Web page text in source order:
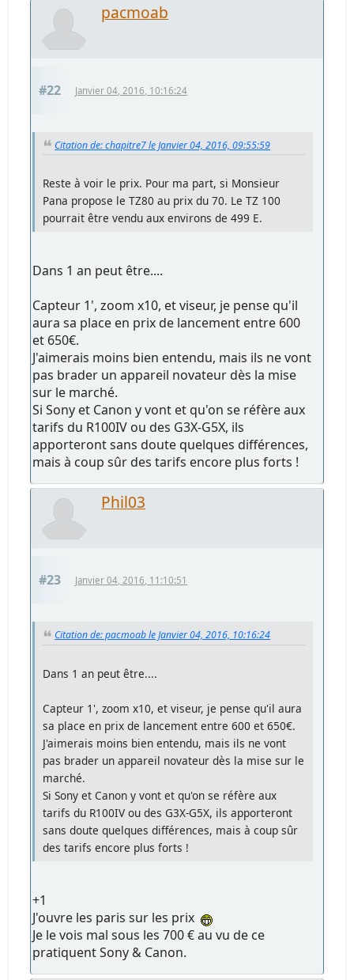
pacmoab
#22 Janvier 04, 2016, 10:16:24
Citation de: chapitre7 le Janvier 04, 2016, 09:55:59
Reste à voir le prix. Pour ma part, si Monsieur
Pana propose le TZ80 au prix du 70. Le TZ 100
pourrait être vendu aux environs de 499 E.
Dans 1 an peut être....
Capteur 1', zoom x10, et viseur, je pense qu'il
aura sa place en prix de lancement entre 600
et 650€.
J'aimerais moins bien entendu, mais ils ne vont
pas brader un appareil novateur dès la mise
sur le marché.
Si Sony et Canon y vont et qu'on se réfère aux
tarifs du R100IV ou des G3X-G5X, ils
apporteront sans doute quelques différences,
mais à coup sûr des tarifs encore plus forts !
Phil03
#23 Janvier 04, 2016, 11:10:51
Citation de: pacmoab le Janvier 04, 2016, 10:16:24
Dans 1 an peut être....
Capteur 1', zoom x10, et viseur, je pense qu'il aura
sa place en prix de lancement entre 600 et 650€.
J'aimerais moins bien entendu, mais ils ne vont
pas brader un appareil novateur dès la mise sur le
marché.
Si Sony et Canon y vont et qu'on se réfère aux
tarifs du R100IV ou des G3X-G5X, ils apporteront
sans doute quelques différences, mais à coup sûr
des tarifs encore plus forts !
+1
J'ouvre les paris sur les prix
Je le vois mal sous les 700 € au vu de ce
pratiquent Sony & Canon.